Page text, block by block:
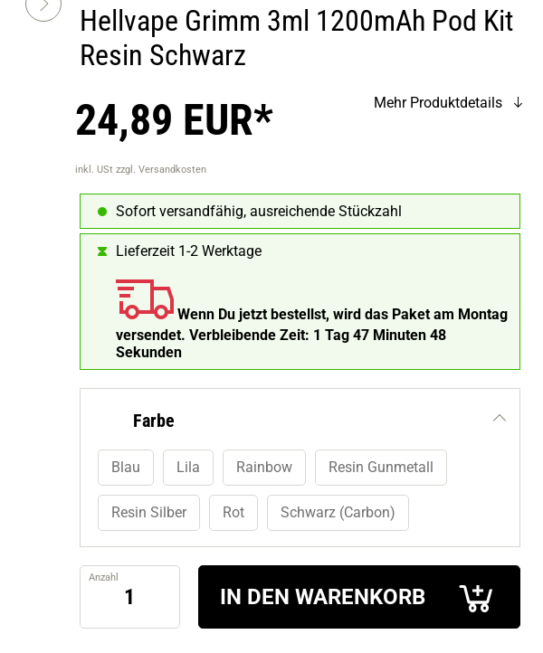
Hellvape Grimm 3ml 1200mAh Pod Kit
Resin Schwarz
24,89 EUR*
inkl. USt zzgl. Versandkosten
Mehr Produktdetails
Sofort versandfähig, ausreichende Stückzahl
Lieferzeit 1-2 Werktage
Wenn Du jetzt bestellst, wird das Paket am Montag
versendet. Verbleibende Zeit: 1 Tag 47 Minuten 47
Sekunden
Farbe
Blau Lila Rainbow Resin Gunmetall
Resin Silber Rot Schwarz (Carbon)
Anzahl
IN DEN WARENKORB